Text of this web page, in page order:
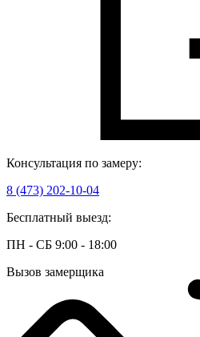
Консультация по замеру:
8 (473) 202-10-04
Бесплатный выезд:
ПН - СБ 9:00 - 18:00
Вызов замерщика